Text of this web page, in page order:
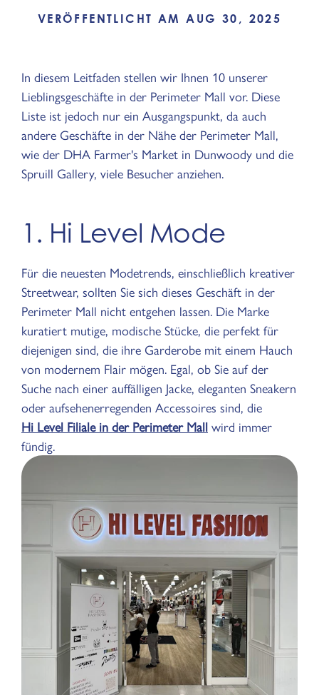
VERÖFFENTLICHT AM AUG 30, 2025
In diesem Leitfaden stellen wir Ihnen 10 unserer
Lieblingsgeschäfte in der Perimeter Mall vor. Diese
Liste ist jedoch nur ein Ausgangspunkt, da auch
andere Geschäfte in der Nähe der Perimeter Mall,
wie der DHA Farmer's Market in Dunwoody und die
Spruill Gallery, viele Besucher anziehen.
1. Hi Level Mode
Für die neuesten Modetrends, einschließlich kreativer
Streetwear, sollten Sie sich dieses Geschäft in der
Perimeter Mall nicht entgehen lassen. Die Marke
kuratiert mutige, modische Stücke, die perfekt für
diejenigen sind, die ihre Garderobe mit einem Hauch
von modernem Flair mögen. Egal, ob Sie auf der
Suche nach einer auffälligen Jacke, eleganten Sneakern
oder aufsehenerregenden Accessoires sind, die
Hi Level Filiale in der Perimeter Mallwird immer
fündig.